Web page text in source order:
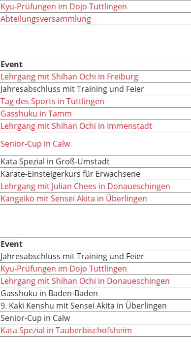
Kyu-Prüfungen im Dojo Tuttlingen
Abteilungsversammlung
Event
Lehrgang mit Shihan Ochi in Freiburg
Jahresabschluss mit Training und Feier
Tag des Sports in Tuttlingen
Gasshuku in Tamm
Lehrgang mit Shihan Ochi in Immenstadt
Senior-Cup in Calw
Kata Spezial in Groß-Umstadt
Karate-Einsteigerkurs für Erwachsene
Lehrgang mit Julian Chees in Donaueschingen
Kangeiko mit Sensei Akita in Überlingen
Event
Jahresabschluss mit Training und Feier
Kyu-Prüfungen im Dojo Tuttlingen
Lehrgang mit Shihan Ochi in Donaueschingen
Gasshuku in Baden-Baden
9. Kaki Kenshu mit Sensei Akita in Überlingen
Senior-Cup in Calw
Kata Spezial in Tauberbischofsheim